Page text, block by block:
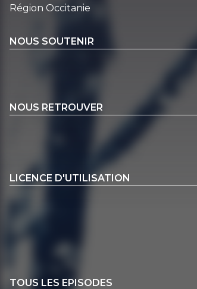
Région Occitanie
NOUS SOUTENIR
NOUS RETROUVER
LICENCE D'UTILISATION
TOUS LES EPISODES